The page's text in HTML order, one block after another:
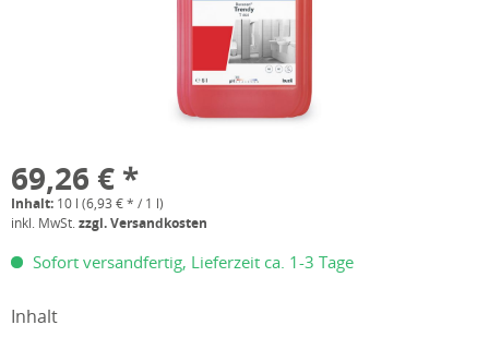
69,26 € *
Inhalt: 10 l (6,93 € * / 1 l)
inkl. MwSt.zzgl. Versandkosten
Sofort versandfertig, Lieferzeit ca. 1-3 Tage
Inhalt